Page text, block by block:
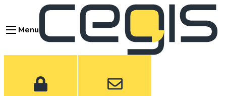
contenuMenu